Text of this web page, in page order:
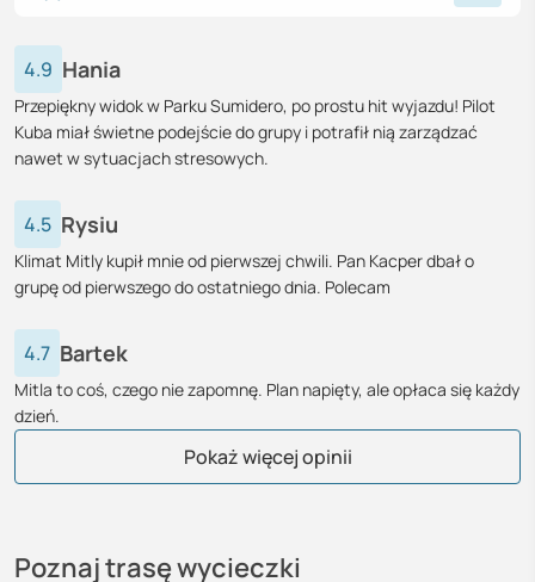
4.9 Hania
Przepiękny widok w Parku Sumidero, po prostu hit wyjazdu! Pilot
Kuba miał świetne podejście do grupy i potrafił nią zarządzać
nawet w sytuacjach stresowych.
4.5 Rysiu
Klimat Mitly kupił mnie od pierwszej chwili. Pan Kacper dbał o
grupę od pierwszego do ostatniego dnia. Polecam
4.7 Bartek
Mitla to coś, czego nie zapomnę. Plan napięty, ale opłaca się każdy
dzień.
Pokaż więcej opinii
Poznaj trasę wycieczki